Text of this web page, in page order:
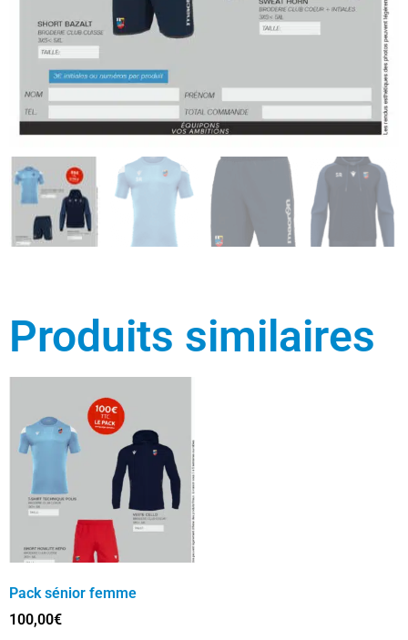
Produits similaires
Pack sénior femme
100,00€